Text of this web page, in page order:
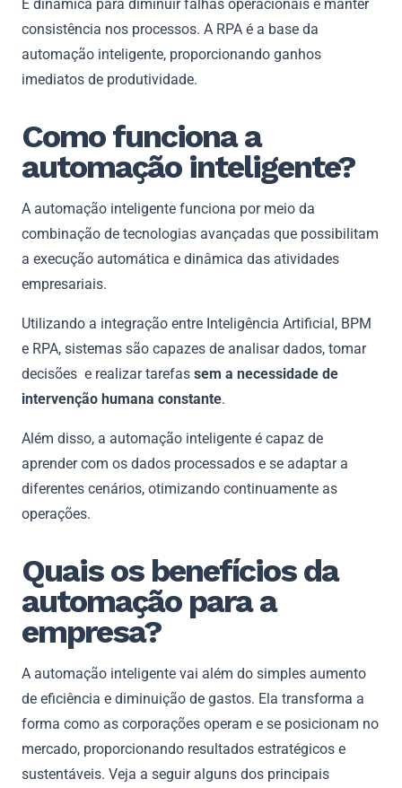
É dinâmica para diminuir falhas operacionais e manter
consistência nos processos. A RPA é a base da
automação inteligente, proporcionando ganhos
imediatos de produtividade.
Como funciona a
automação inteligente?
A automação inteligente funciona por meio da
combinação de tecnologias avançadas que possibilitam
a execução automática e dinâmica das atividades
empresariais.
Utilizando a integração entre Inteligência Artificial, BPM
e RPA, sistemas são capazes de analisar dados, tomar
decisões e realizar tarefas sem a necessidade de
intervenção humana constante.
Além disso, a automação inteligente é capaz de
aprender com os dados processados e se adaptar a
diferentes cenários, otimizando continuamente as
operações.
Quais os benefícios da
automação para a
empresa?
A automação inteligente vai além do simples aumento
de eficiência e diminuição de gastos. Ela transforma a
forma como as corporações operam e se posicionam no
mercado, proporcionando resultados estratégicos e
sustentáveis. Veja a seguir alguns dos principais